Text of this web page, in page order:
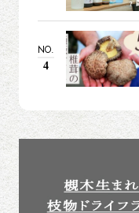
NO.
4